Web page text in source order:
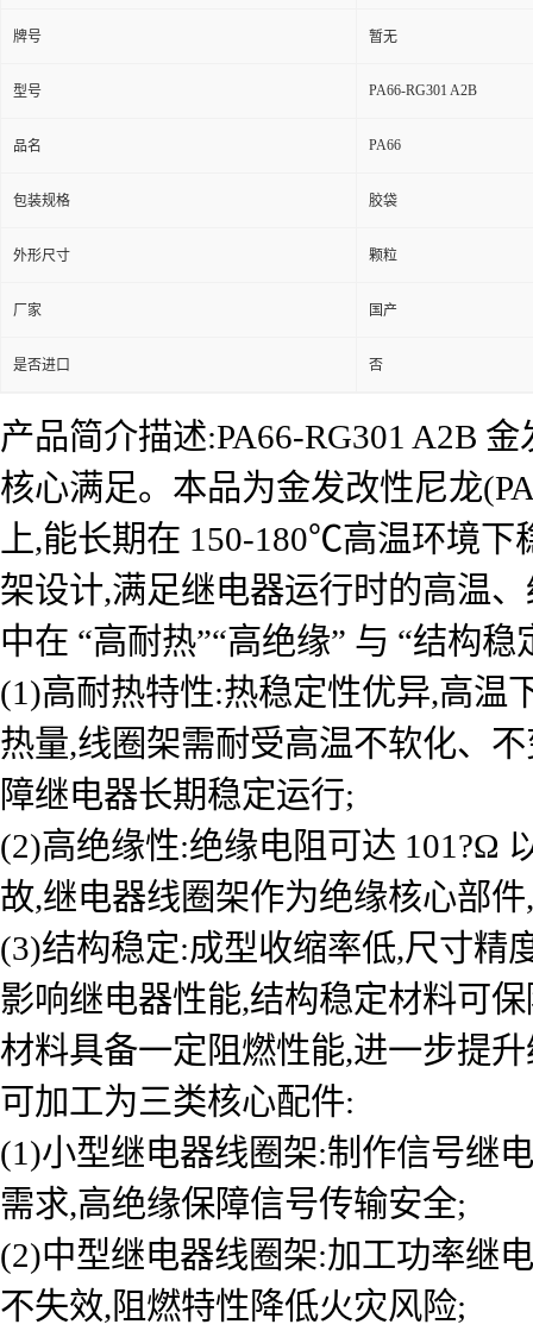
牌号 暂无
型号 PA66-RG301 A2B
品名 PA66
包装规格 胶袋
外形尺寸 颗粒
厂家 国产
是否进口 否
产品简介描述:PA66-RG301 A2B
核心满足。本品为金发改性尼龙
上,能长期在 150-180℃高温环境
架设计,满足继电器运行时的高温
中在 “高耐热”“高绝缘” 与 “结构
(1)高耐热特性:热稳定性优异,高温
热量,线圈架需耐受高温不软化、
障继电器长期稳定运行;
(2)高绝缘性:绝缘电阻可达 101?Ω
故,继电器线圈架作为绝缘核心部
(3)结构稳定:成型收缩率低,尺寸精
影响继电器性能,结构稳定材料可
材料具备一定阻燃性能,进一步提
可加工为三类核心配件:
(1)小型继电器线圈架:制作信号继
需求,高绝缘保障信号传输安全;
(2)中型继电器线圈架:加工功率继
不失效,阻燃特性降低火灾风险;